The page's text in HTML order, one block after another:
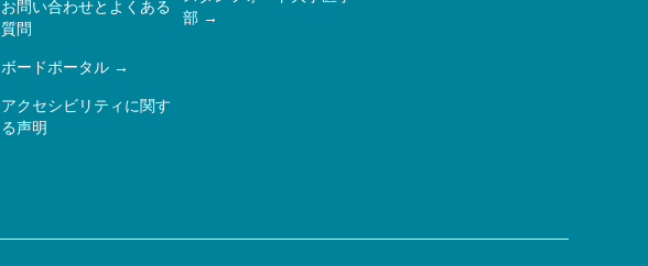
お問い合わせとよくある
質問
ボードポータル
アクセシビリティに関す
る声明
部